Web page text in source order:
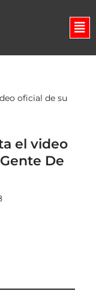
oficial de su
el video
De